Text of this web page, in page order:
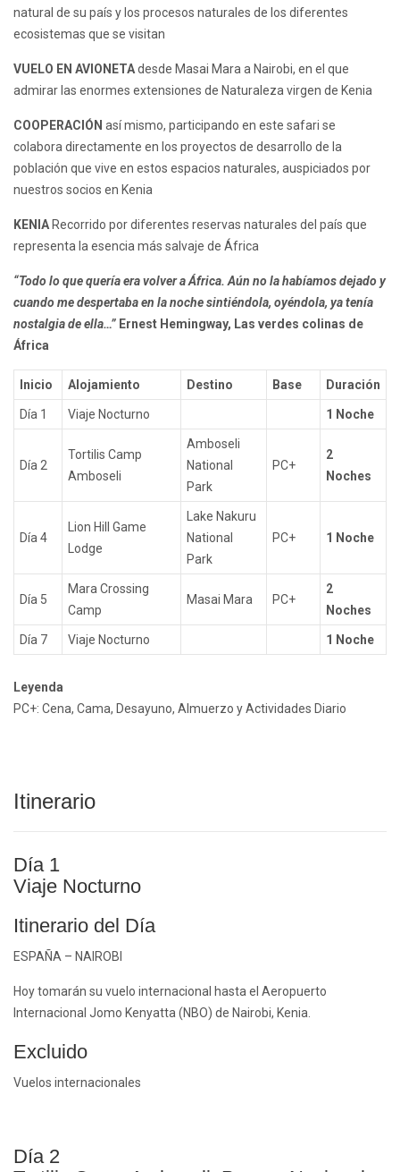
natural de su país y los procesos naturales de los diferentes
ecosistemas que se visitan
VUELO EN AVIONETAdesde Masai Mara a Nairobi, en el que
admirar las enormes extensiones de Naturaleza virgen de Kenia
COOPERACIÓN así mismo, participando en este safari se
colabora directamente en los proyectos de desarrollo de la
población que vive en estos espacios naturales, auspiciados por
nuestros socios en Kenia
KENIARecorrido por diferentes reservas naturales del país que
representa la esencia más salvaje de África
“Todo lo que quería era volver a África. Aún no la habíamos dejado y
cuando me despertaba en la noche sintiéndola, oyéndola, ya tenía
nostalgia de ella…” Ernest Hemingway, Las verdes colinas de
África
Inicio Alojamiento Destino Base Duración
Día 1 Viaje Nocturno 1 Noche
Día 2
Tortilis Camp
Amboseli
Amboseli
National
Park
PC+
2
Noches
Día 4
Lion Hill Game
Lodge
Lake Nakuru
National
Park
PC+ 1 Noche
Día 5
Mara Crossing
Camp
Masai Mara PC+
2
Noches
Día 7 Viaje Nocturno 1 Noche
Leyenda
PC+: Cena, Cama, Desayuno, Almuerzo y Actividades Diario
Itinerario
Día 1
Viaje Nocturno
Itinerario del Día
ESPAÑA – NAIROBI
Hoy tomarán su vuelo internacional hasta el Aeropuerto
Internacional Jomo Kenyatta (NBO) de Nairobi, Kenia.
Excluido
Vuelos internacionales
Día 2